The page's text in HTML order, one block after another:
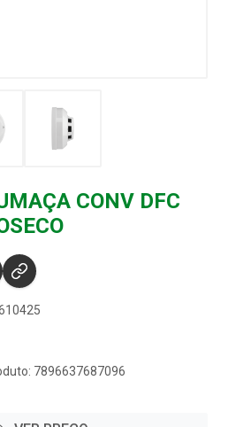
CONV DFC
7896637687096